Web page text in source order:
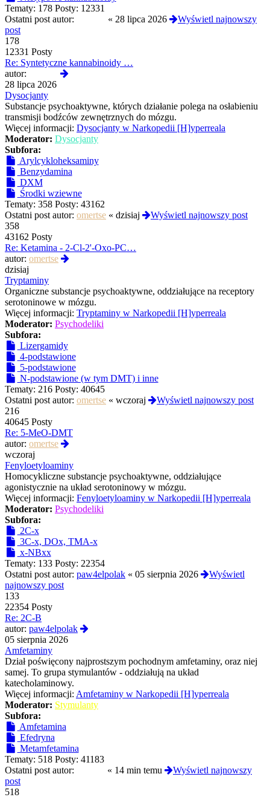
Tematy: 178 Posty: 12331
Ostatni post autor:
« 28 lipca 2026
Wyświetl najnowszy
post
178
12331 Posty
Re: Syntetyczne kannabinoidy …
autor:
28 lipca 2026
Dysocjanty
Substancje psychoaktywne, których działanie polega na osłabieniu
transmisji bodźców zewnętrznych do mózgu.
Więcej informacji: Dysocjanty w Narkopedii [H]yperreala
Moderator: Dysocjanty
Subfora:
Arylcykloheksaminy
Benzydamina
DXM
Środki wziewne
Tematy: 358 Posty: 43162
Ostatni post autor: omertse « dzisiaj
Wyświetl najnowszy post
358
43162 Posty
Re: Ketamina - 2-Cl-2'-Oxo-PC…
autor: omertse
dzisiaj
Tryptaminy
Organiczne substancje psychoaktywne, oddziałujące na receptory
serotoninowe w mózgu.
Więcej informacji: Tryptaminy w Narkopedii [H]yperreala
Moderator: Psychodeliki
Subfora:
Lizergamidy
4-podstawione
5-podstawione
N-podstawione (w tym DMT) i inne
Tematy: 216 Posty: 40645
Ostatni post autor: omertse « wczoraj
Wyświetl najnowszy post
216
40645 Posty
Re: 5-MeO-DMT
autor: omertse
post
wczoraj
Fenyloetyloaminy
Homocykliczne substancje psychoaktywne, oddziałujące
agonistycznie na układ serotoninowy w mózgu.
Więcej informacji: Fenyloetyloaminy w Narkopedii [H]yperreala
Moderator: Psychodeliki
Subfora:
2C-x
3C-x, DOx, TMA-x
x-NBxx
Tematy: 133 Posty: 22354
Ostatni post autor: paw4elpolak « 05 sierpnia 2026
Wyświetl
najnowszy post
133
22354 Posty
Re: 2C-B
autor: paw4elpolak
05 sierpnia 2026
Amfetaminy
Dział poświęcony najprostszym pochodnym amfetaminy, oraz niej
samej. To grupa stymulantów - oddziałują na układ
katecholaminowy.
Więcej informacji: Amfetaminy w Narkopedii [H]yperreala
Moderator: Stymulanty
Subfora:
Amfetamina
Efedryna
Metamfetamina
Tematy: 518 Posty: 41183
Ostatni post autor:
« 14 min temu
Wyświetl najnowszy
post
518